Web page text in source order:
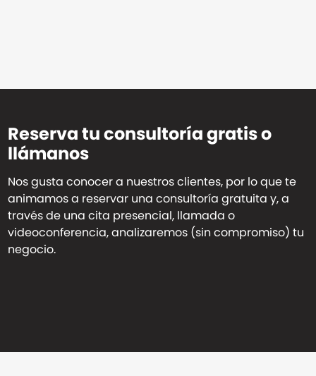
Reserva tu consultoría gratis o
llámanos
Nos gusta conocer a nuestros clientes, por lo que te
animamos a reservar una consultoría gratuita y, a
través de una cita presencial, llamada o
videoconferencia, analizaremos (sin compromiso) tu
negocio.